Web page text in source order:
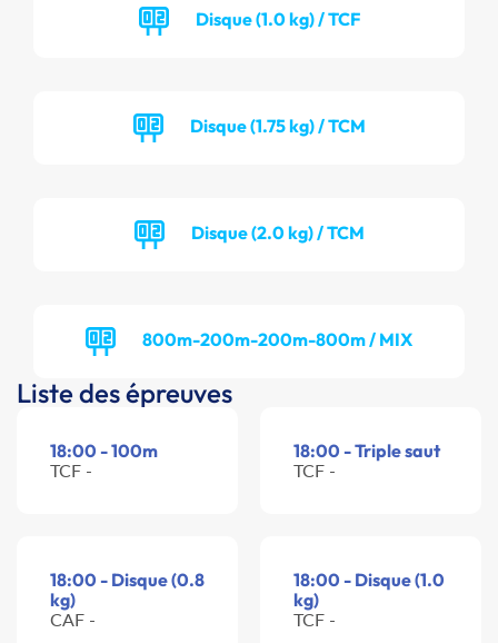
Disque (1.0 kg) / TCF
Disque (1.75 kg) / TCM
Disque (2.0 kg) / TCM
800m-200m-200m-800m / MIX
Liste des épreuves
18:00 - 100m
TCF -
18:00 - Triple saut
TCF -
18:00 - Disque (0.8
kg)
CAF -
18:00 - Disque (1.0
kg)
TCF -